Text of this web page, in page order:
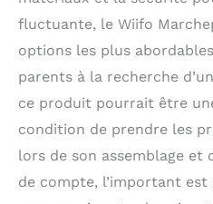
fluctuante, le Wiifo
options les plus
parents à la recherche
ce produit pourrait être
condition de prendre les
lors de son assemblage et
de compte, l’important